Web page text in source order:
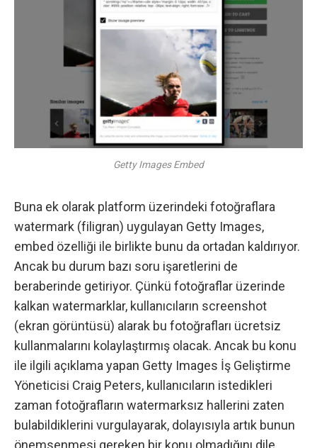
Getty Images Embed
Buna ek olarak platform üzerindeki fotoğraflara
watermark (filigran) uygulayan Getty Images,
embed özelliği ile birlikte bunu da ortadan kaldırıyor.
Ancak bu durum bazı soru işaretlerini de
beraberinde getiriyor. Çünkü fotoğraflar üzerinde
kalkan watermarklar, kullanıcıların screenshot
(ekran görüntüsü) alarak bu fotoğrafları ücretsiz
kullanmalarını kolaylaştırmış olacak. Ancak bu konu
ile ilgili açıklama yapan Getty Images İş Geliştirme
Yöneticisi Craig Peters, kullanıcıların istedikleri
zaman fotoğrafların watermarksız hallerini zaten
bulabildiklerini vurgulayarak, dolayısıyla artık bunun
önemsenmesi gereken bir konu olmadığını dile